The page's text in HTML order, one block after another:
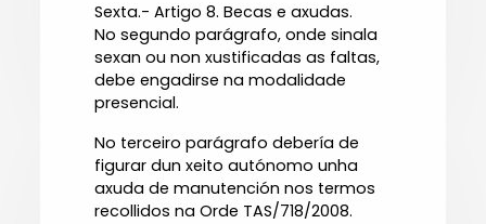
Sexta.- Artigo 8. Becas e axudas.
No segundo parágrafo, onde sinala
sexan ou non xustificadas as faltas,
debe engadirse na modalidade
presencial.
No terceiro parágrafo debería de
figurar dun xeito autónomo unha
axuda de manutención nos termos
recollidos na Orde TAS/718/2008.